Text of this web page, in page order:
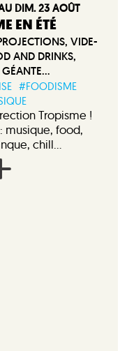
DIM. 23 AOÛT
EN ÉTÉ
VIDE-
AND DRINKS,
GÉANTE...
#FOODISME
Tropisme !
musique, food,
chill...